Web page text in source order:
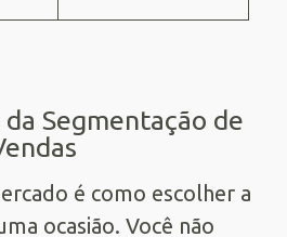
Segmentação de
é como escolher a
ocasião. Você não